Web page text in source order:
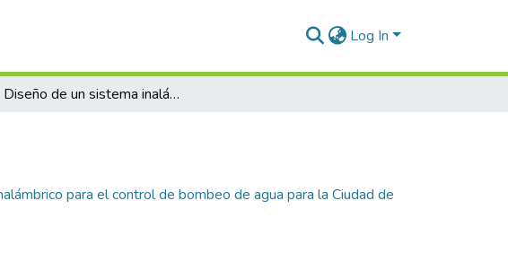
Log In
Diseño de un sistema inalámbrico para el control de bombeo de agua para la Ciudad de Juliaca
para el control de bombeo de agua para la Ciudad de